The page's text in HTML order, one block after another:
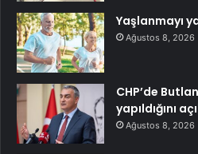
Yaşlanmayı
Ağustos 8, 2026
CHP’de
yapıldığını
Ağustos 8, 2026